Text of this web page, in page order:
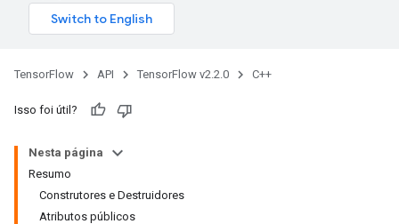
TensorFlow API TensorFlow v2.2.0 C++
Isso foi útil?
Nesta página
Resumo
Construtores e Destruidores
Atributos públicos